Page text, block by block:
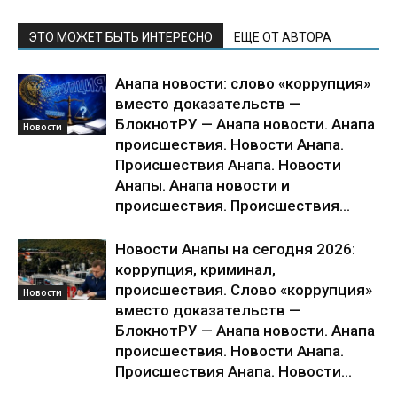
ЭТО МОЖЕТ БЫТЬ ИНТЕРЕСНО ЕЩЕ ОТ АВТОРА
Новости
Анапа новости: слово «коррупция»
вместо доказательств —
БлокнотРУ — Анапа новости. Анапа
происшествия. Новости Анапа.
Происшествия Анапа. Новости
Анапы. Анапа новости и
происшествия. Происшествия...
Новости
Новости Анапы на сегодня 2026:
коррупция, криминал,
происшествия. Слово «коррупция»
вместо доказательств —
БлокнотРУ — Анапа новости. Анапа
происшествия. Новости Анапа.
Происшествия Анапа. Новости...